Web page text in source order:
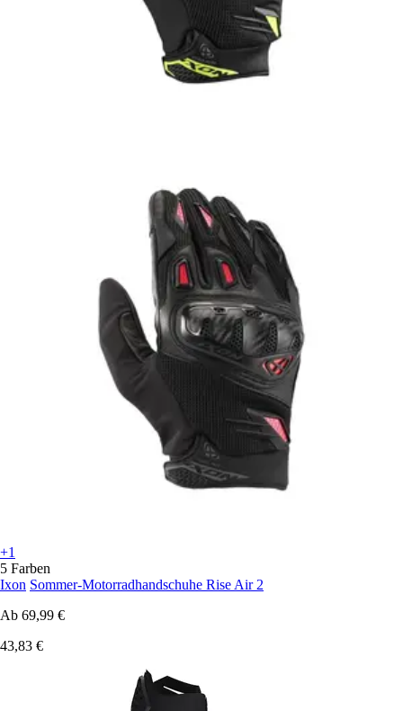
+1
5 Farben
Ixon Sommer-Motorradhandschuhe Rise Air 2
Ab 69,99 €
43,83 €